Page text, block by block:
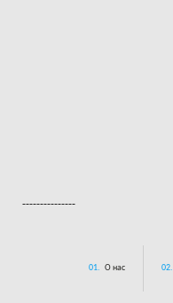
---------------
01. О нас 02.